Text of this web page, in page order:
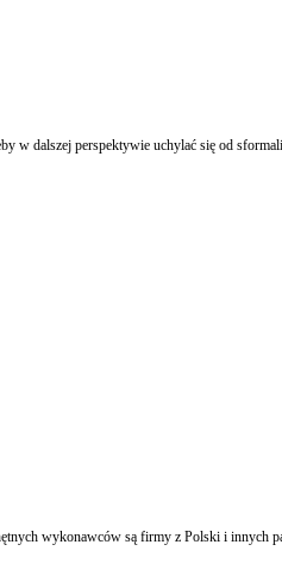
w dalszej perspektywie uchylać się od
wykonawców są firmy z Polski i innych